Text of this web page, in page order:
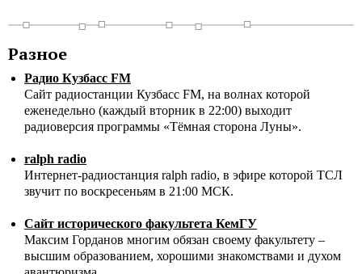
Разное
Радио Кузбасс FM
Сайт радиостанции Кузбасс FM, на волнах которой
еженедельно (каждый вторник в 22:00) выходит
радиоверсия программы «Тёмная сторона Луны».
ralph radio
Интернет-радиостанция ralph radio, в эфире которой ТСЛ
звучит по воскресеньям в 21:00 МСК.
Сайт исторического факультета КемГУ
Максим Горданов многим обязан своему факультету –
высшим образованием, хорошими знакомствами и духом